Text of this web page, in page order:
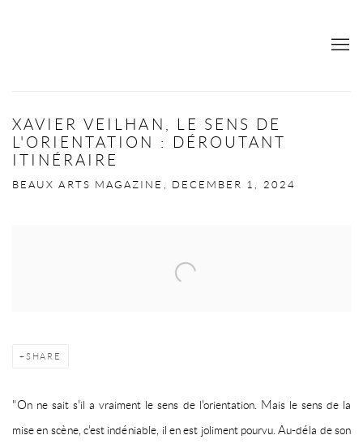
XAVIER VEILHAN, LE SENS DE
L'ORIENTATION : DÉROUTANT
ITINÉRAIRE
BEAUX ARTS MAGAZINE, DECEMBER 1, 2024
SHARE
"On ne sait s'il a vraiment le sens de l'orientation. Mais le sens de la
mise en scène, c'est indéniable, il en est joliment pourvu. Au-déla de son